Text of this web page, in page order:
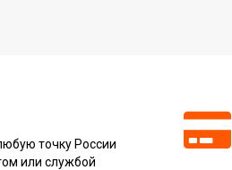
точку России
или службой